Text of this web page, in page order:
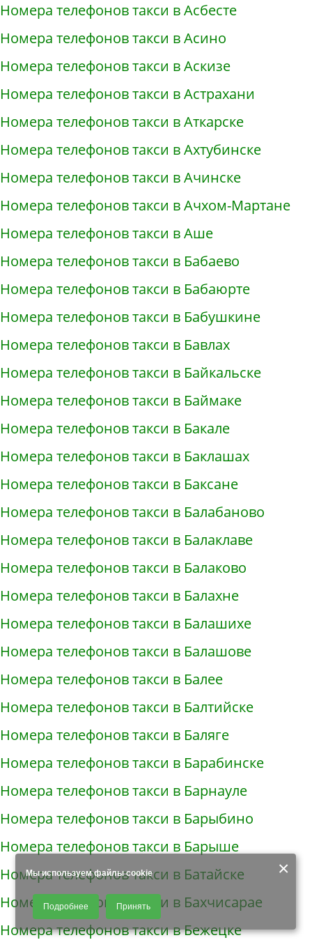
×
Мы используем файлы cookie
Продолжая использовать наш сайт, Вы даете согласие на обработку
файлов - COOKIES, пользовательских данных (файлы-cookies, IP-адрес,
данные об идентификаторе браузера, дата и время осуществления
доступа к сайту, история поисковых запросов) для сбора аналитической и
Подробнее Принять
Номера телефонов такси в Асбесте
Номера телефонов такси в Асино
Номера телефонов такси в Аскизе
Номера телефонов такси в Астрахани
Номера телефонов такси в Аткарске
Номера телефонов такси в Ахтубинске
Номера телефонов такси в Ачинске
Номера телефонов такси в Ачхом-Мартане
Номера телефонов такси в Аше
Номера телефонов такси в Бабаево
Номера телефонов такси в Бабаюрте
Номера телефонов такси в Бабушкине
Номера телефонов такси в Бавлах
Номера телефонов такси в Байкальске
Номера телефонов такси в Баймаке
Номера телефонов такси в Бакале
Номера телефонов такси в Баклашах
Номера телефонов такси в Баксане
Номера телефонов такси в Балабаново
Номера телефонов такси в Балаклаве
Номера телефонов такси в Балаково
Номера телефонов такси в Балахне
Номера телефонов такси в Балашихе
Номера телефонов такси в Балашове
Номера телефонов такси в Балее
Номера телефонов такси в Балтийске
Номера телефонов такси в Баляге
Номера телефонов такси в Барабинске
Номера телефонов такси в Барнауле
Номера телефонов такси в Барыбино
Номера телефонов такси в Барыше
Номера телефонов такси в Батайске
Номера телефонов такси в Бахчисарае
Номера телефонов такси в Бежецке